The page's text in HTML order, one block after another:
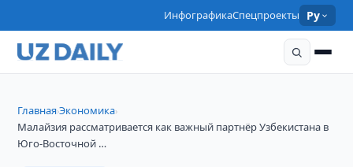
ИнфографикаСпецпроекты Ру
Главная›Экономика›
Малайзия рассматривается как важный партнёр Узбекистана в
Юго-Восточной …